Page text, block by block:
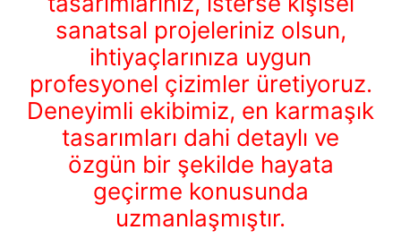
sanatsal projeleriniz olsun,
ihtiyaçlarınıza uygun
profesyonel çizimler üretiyoruz.
Deneyimli ekibimiz, en karmaşık
tasarımları dahi detaylı ve
özgün bir şekilde hayata
geçirme konusunda
uzmanlaşmıştır.